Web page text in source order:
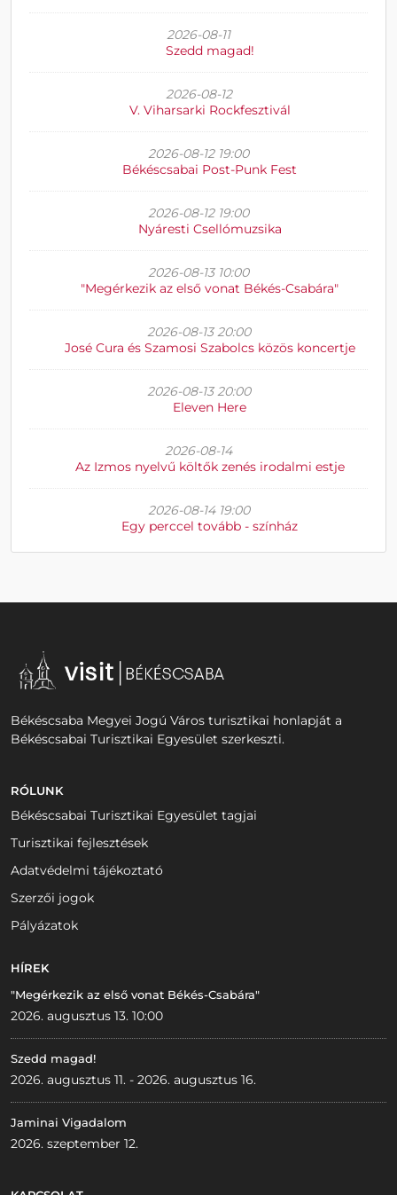
2026-08-11
Szedd magad!
2026-08-12
V. Viharsarki Rockfesztivál
2026-08-12 19:00
Békéscsabai Post-Punk Fest
2026-08-12 19:00
Nyáresti Csellómuzsika
2026-08-13 10:00
"Megérkezik az első vonat Békés-Csabára"
2026-08-13 20:00
José Cura és Szamosi Szabolcs közös koncertje
2026-08-13 20:00
Eleven Here
2026-08-14
Az Izmos nyelvű költők zenés irodalmi estje
2026-08-14 19:00
Egy perccel tovább - színház
Békéscsaba Megyei Jogú Város turisztikai honlapját a
Békéscsabai Turisztikai Egyesület szerkeszti.
RÓLUNK
Békéscsabai Turisztikai Egyesület tagjai
Turisztikai fejlesztések
Adatvédelmi tájékoztató
Szerzői jogok
Pályázatok
HÍREK
"Megérkezik az első vonat Békés-Csabára"
2026. augusztus 13. 10:00
Szedd magad!
2026. augusztus 11. - 2026. augusztus 16.
Jaminai Vigadalom
2026. szeptember 12.